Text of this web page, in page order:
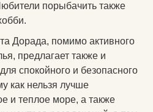
порыбачить также
Дорада, помимо активного
предлагает также и
спокойного и безопасного
как нельзя лучше
и теплое море, а также